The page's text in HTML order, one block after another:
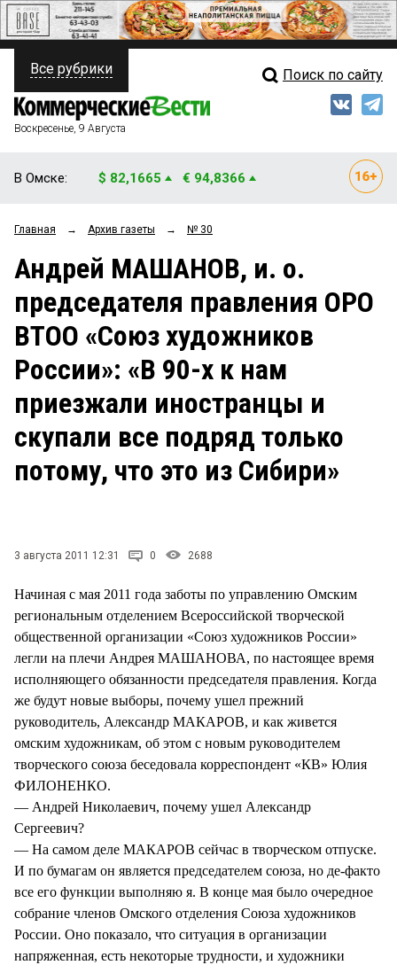
ПОЛИТИКА
ФИНАНСЫ
ОБЩЕСТВО
ЗАКОН
НОВОСТИ КОМПАНИЙ
СТИЛЬ ЖИЗНИ
Свежий выпуск
Рейтинги
Блоги
Архив
Все рубрики Поиск по сайту
Воскресенье, 9 Августа
В Омске: $ 82,1665 € 94,8366
Главная → Архив газеты → № 30
Андрей МАШАНОВ, и. о.
председателя правления ОРО
ВТОО «Союз художников
России»: «В 90-х к нам
приезжали иностранцы и
скупали все подряд только
потому, что это из Сибири»
3 августа 2011 12:31 0 2688
Начиная с мая 2011 года заботы по управлению Омским
региональным отделением Всероссийской творческой
общественной организации «Союз художников России»
легли на плечи Андрея МАШАНОВА, по настоящее время
исполняющего обязанности председателя правления. Когда
же будут новые выборы, почему ушел прежний
руководитель, Александр МАКАРОВ, и как живется
омским художникам, об этом с новым руководителем
творческого союза беседовала корреспондент «КВ» Юлия
ФИЛОНЕНКО.
— Андрей Николаевич, почему ушел Александр
Сергеевич?
— На самом деле МАКАРОВ сейчас в творческом отпуске.
И по бумагам он является председателем союза, но де-факто
все его функции выполняю я. В конце мая было очередное
собрание членов Омского отделения Союза художников
России. Оно показало, что ситуация в организации
напряженная, есть некоторые трудности, и художники